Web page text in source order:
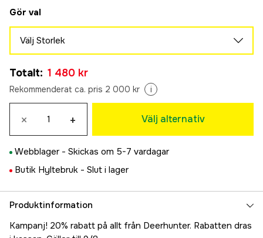
Gör val
Välj Storlek
1 480 kr
38
1 480 kr
1 480 kr
44
46
1 480 kr
Totalt: 1 480 kr
Rekommenderat ca. pris 2 000 kr i
× + Välj alternativ
Webblager - Skickas om 5-7 vardagar
Butik Hyltebruk - Slut i lager
Produktinformation
Kampanj! 20% rabatt på allt från Deerhunter. Rabatten dras